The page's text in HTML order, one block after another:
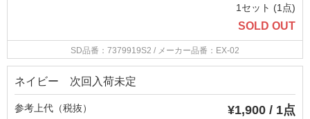
1セット (1点)
SOLD OUT
SD品番：7379919S2 / メーカー品番：EX-02
ネイビー 次回入荷未定
参考上代（税抜） ¥1,900 / 1点